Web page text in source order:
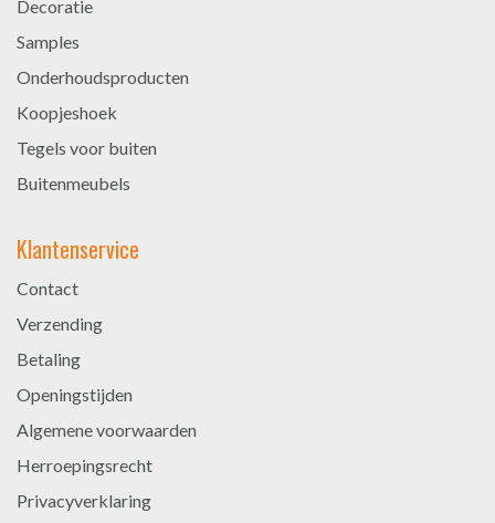
Decoratie
Samples
Onderhoudsproducten
Koopjeshoek
Tegels voor buiten
Buitenmeubels
Klantenservice
Contact
Verzending
Betaling
Openingstijden
Algemene voorwaarden
Herroepingsrecht
Privacyverklaring